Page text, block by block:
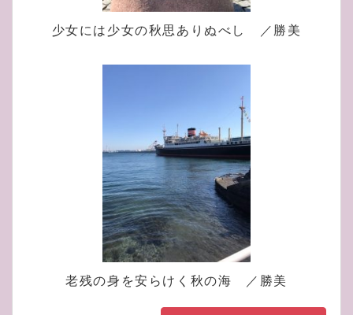
少女には少女の秋思ありぬべし ／勝美
老残の身を安らけく秋の海 ／勝美